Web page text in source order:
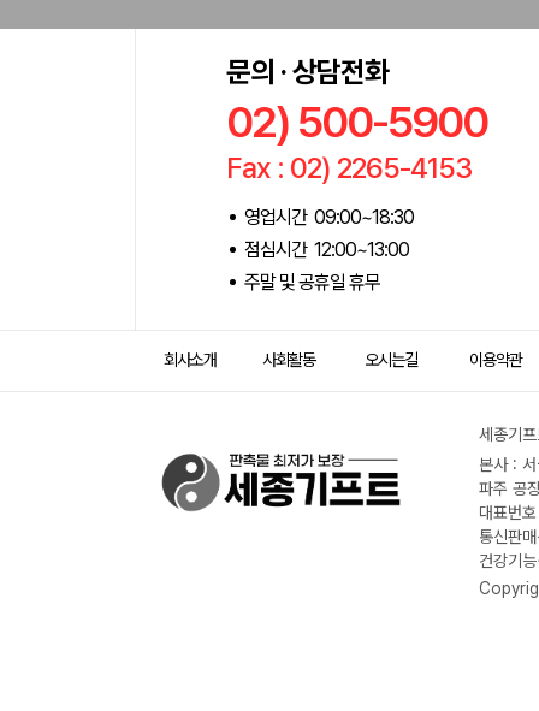
문의 · 상담전화
02) 500-5900
Fax : 02) 2265-4153
영업시간 09:00~18:30
점심시간 12:00~13:00
주말 및 공휴일 휴무
회사소개 사회활동 오시는길 이용약관
세종기
본사 :
파주 공
대표번
통신판
건강기